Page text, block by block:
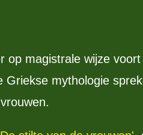
op magistrale wijze
mythologie